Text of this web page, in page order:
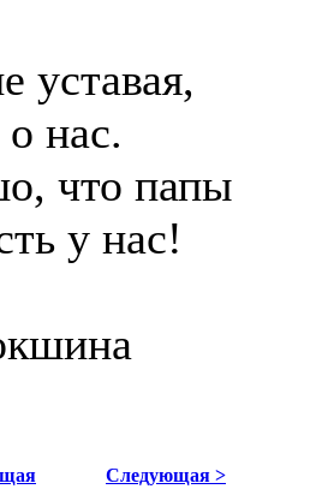
уставая,
нас.
что папы
у нас!
Следующая >